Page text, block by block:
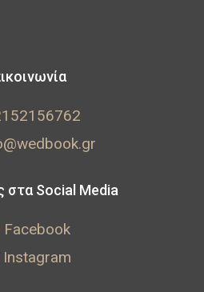
στα Social Media
Facebook
Instagram